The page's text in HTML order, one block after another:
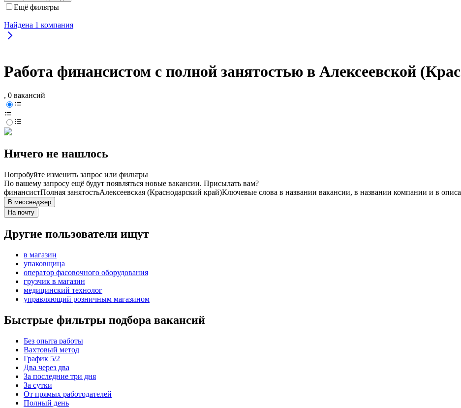
Ещё фильтры
Найдена 1 компания
Работа финансистом с полной занятостью в Алексеевской
, 0 вакансий
Ничего не нашлось
Попробуйте изменить запрос или фильтры
По вашему запросу ещё будут появляться новые вакансии. Присылать вам?
финансистПолная занятостьАлексеевская (Краснодарский край)Ключевые слова в названии вакансии, в названии компании и в
В мессенджер
На почту
Другие пользователи ищут
в магазин
упаковщица
оператор фасовочного оборудования
грузчик в магазин
медицинский технолог
управляющий розничным магазином
Быстрые фильтры подбора вакансий
Без опыта работы
Вахтовый метод
График 5/2
Два через два
За последние три дня
За сутки
От прямых работодателей
Полный день